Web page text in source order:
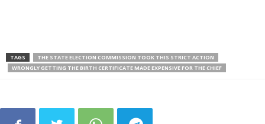
TAGS
THE STATE ELECTION COMMISSION TOOK THIS STRICT ACTION
WRONGLY GETTING THE BIRTH CERTIFICATE MADE EXPENSIVE FOR THE CHIEF